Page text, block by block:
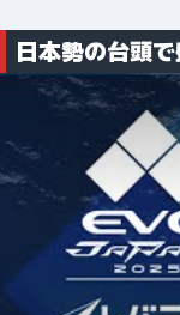
日本勢の台頭